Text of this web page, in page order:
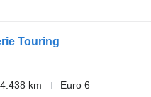
Touring
km
Euro 6